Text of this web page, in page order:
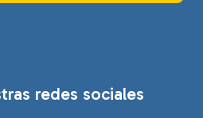
redes sociales